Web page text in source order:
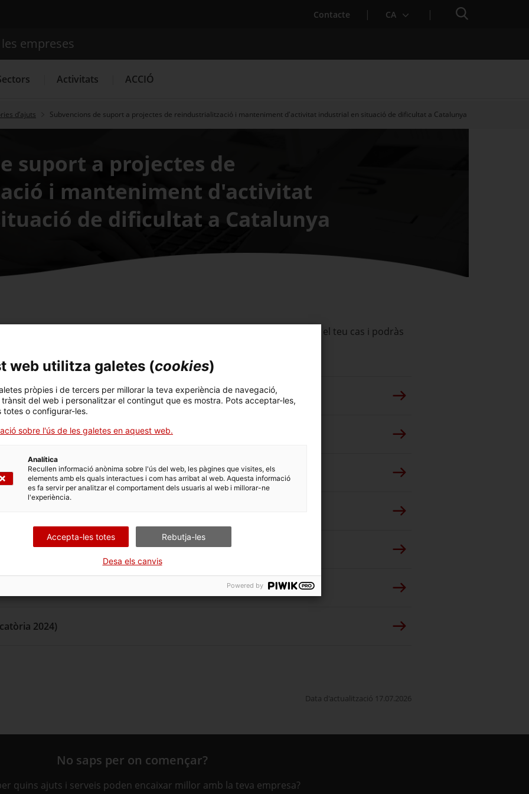
Contacte . Obre en una nova finestra.
CA Cercador
Cercador
empreses
Activitats ACCIÓ
d’ajuts Subvencions de suport a projectes de reindustrialització i manteniment d'activitat industrial en situació de dificultat a Catalunya
suport a projectes de
i manteniment d'activitat
de dificultat a Catalunya
vinculades a aquest tràmit. Selecciona la que correspongui amb el teu cas i podràs
de tramitació.
2026)
2026)
2025)
2025)
2024)
2024)
Data d'actualització 17.07.2026
No saps per on començar?
quins ajuts i serveis poden encaixar millor amb la teva empresa?
web utilitza galetes (cookies)
pròpies i de tercers per millorar la teva experiència de navegació,
del web i personalitzar el contingut que es mostra. Pots acceptar-les,
totes o configurar-les.
sobre l'ús de les galetes en aquest web.
Analítica
Recullen informació anònima sobre l'ús del web, les pàgines que visites, els
elements amb els quals interactues i com has arribat al web. Aquesta informació
es fa servir per analitzar el comportament dels usuaris al web i millorar-ne
l'experiència.
Accepta-les totes Rebutja-les
Desa els canvis
Powered by